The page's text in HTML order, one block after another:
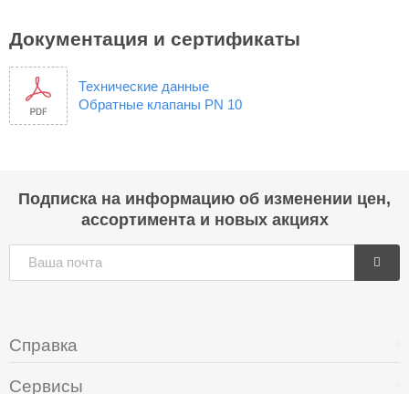
Документация и сертификаты
Технические данные
Обратные клапаны PN 10
Подписка на информацию об изменении цен,
ассортимента и новых акциях
Справка
Сервисы